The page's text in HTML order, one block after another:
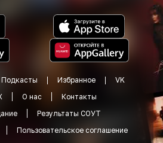
Подкасты Избранное
VK
О нас
Контакты
Результаты СОУТ
Пользовательское соглашение